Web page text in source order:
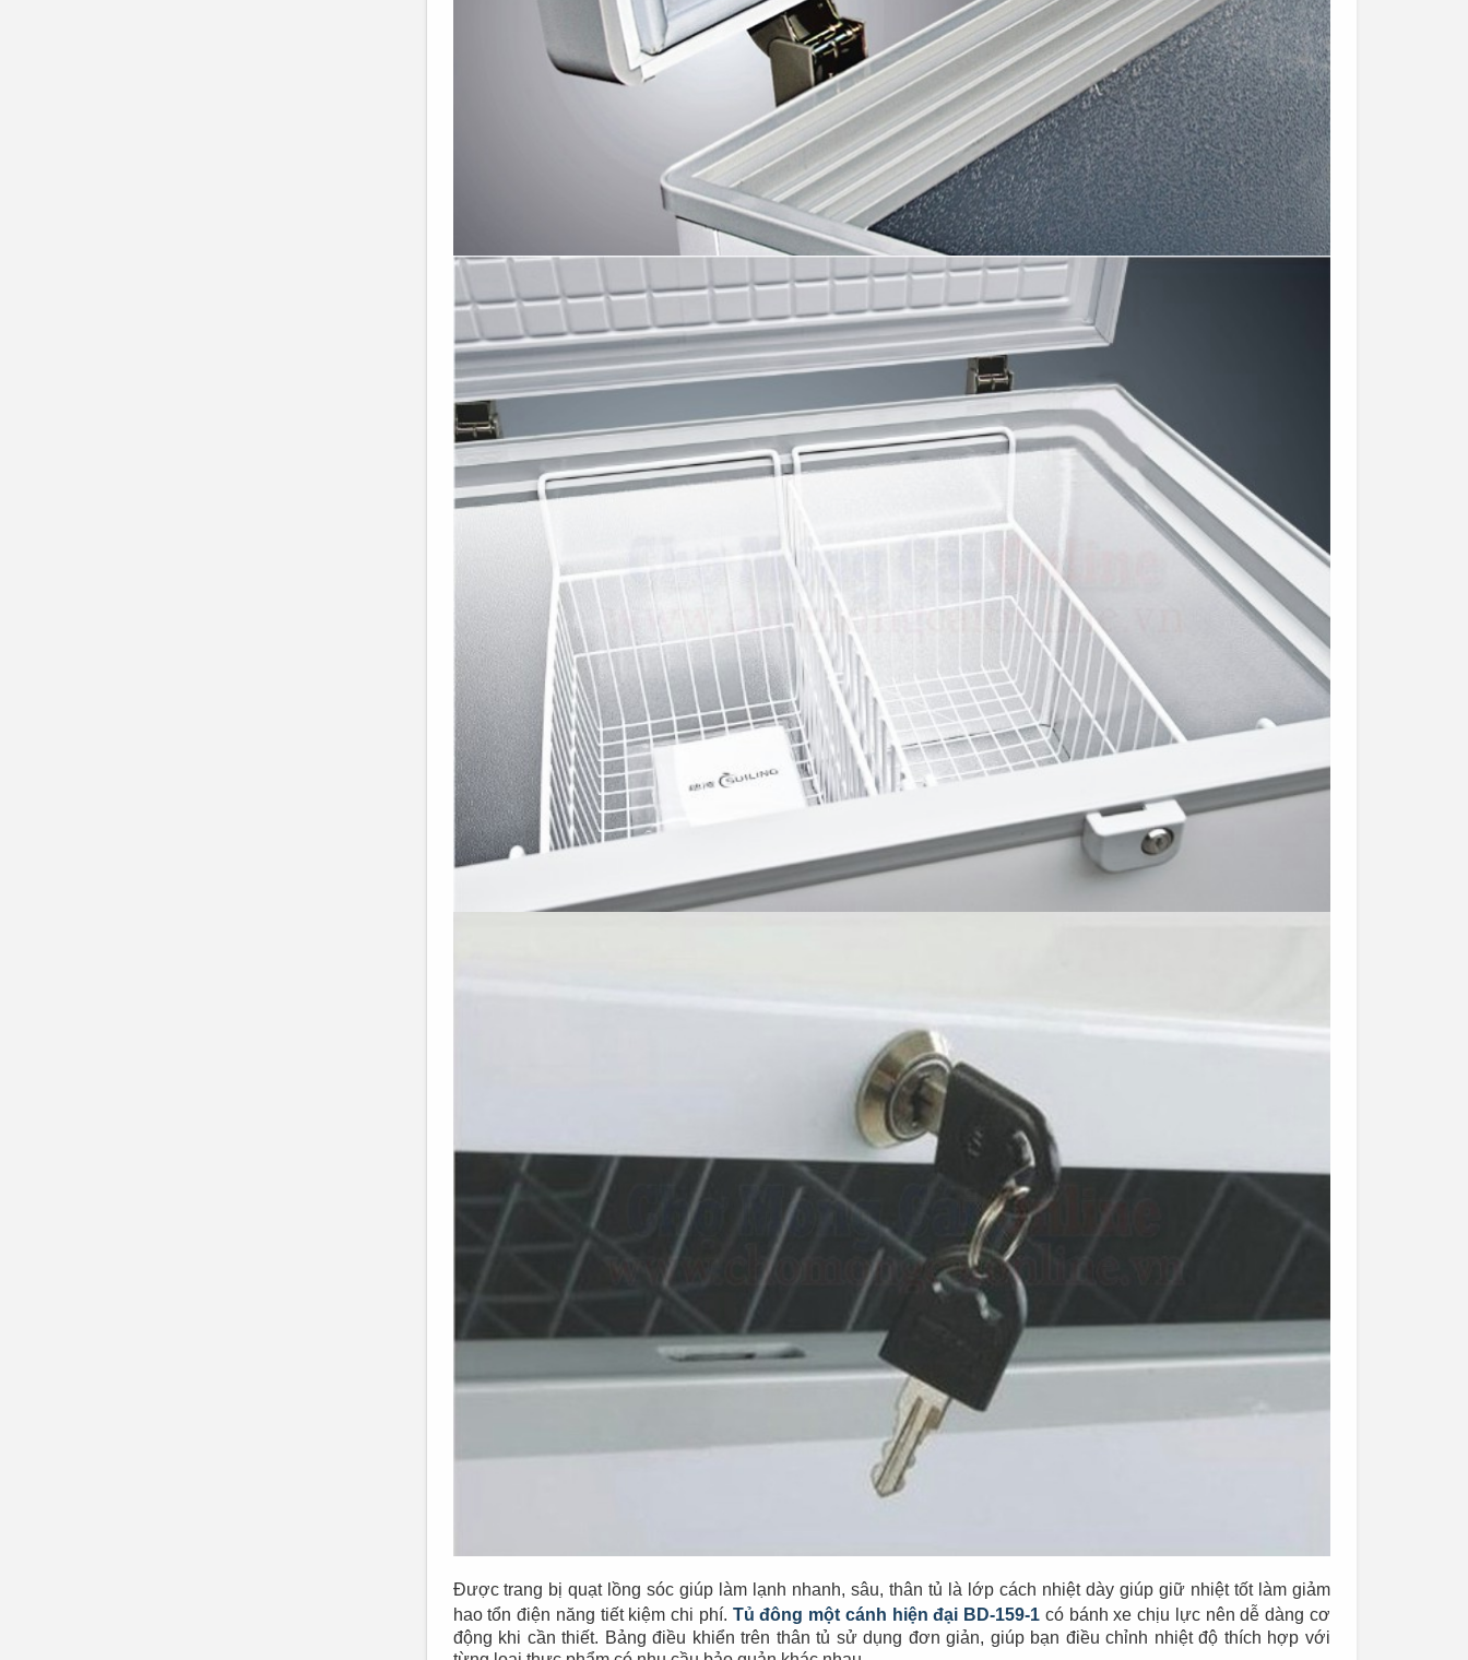
Được trang bị quạt lồng sóc giúp làm lạnh nhanh, sâu, thân tủ là lớp cách nhiệt dày giúp giữ nhiệt tốt làm giảm
hao tổn điện năng tiết kiệm chi phí. Tủ đông một cánh hiện đại BD-159-1 có bánh xe chịu lực nên dễ dàng cơ
động khi cần thiết. Bảng điều khiển trên thân tủ sử dụng đơn giản, giúp bạn điều chỉnh nhiệt độ thích hợp với